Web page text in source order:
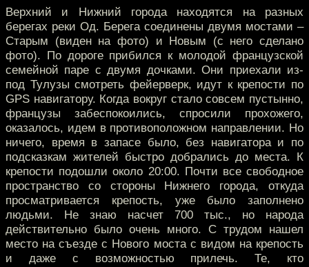
Верхний и Нижний города находятся на разных
берегах реки Од. Берега соединены двумя мостами –
Старым (виден на фото) и Новым (с него сделано
фото). По дороге прибился к молодой французской
семейной паре с двумя дочками. Они приехали из-
под Тулузы смотреть фейерверк, идут к крепости по
GPS навигатору. Когда вокруг стало совсем пустынно,
французы забеспокоились, спросили прохожего,
оказалось, идем в противоположном направлении. Но
ничего, время в запасе было, без навигатора и по
подсказкам жителей быстро добрались до места. К
крепости подошли около 20:00. Почти все свободное
пространство со стороны Нижнего города, откуда
просматривается крепость, уже было заполнено
людьми. Не знаю насчет 700 тыс., но народа
действительно было очень много. С трудом нашел
место на съезде с Нового моста с видом на крепость
и даже с возможностью прилечь. Те, кто